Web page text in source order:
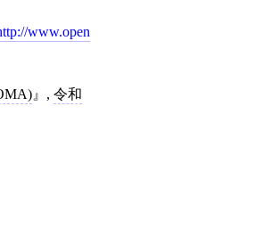
www.open
, 令和